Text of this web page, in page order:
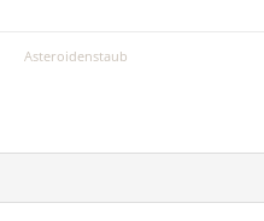
Asteroidenstaub